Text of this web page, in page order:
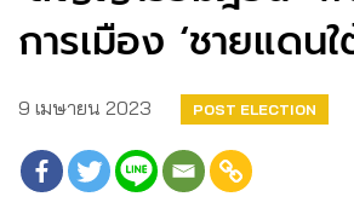
การเมือง ‘ชายแดนใ
9 เมษายน 2023 POST ELECTION